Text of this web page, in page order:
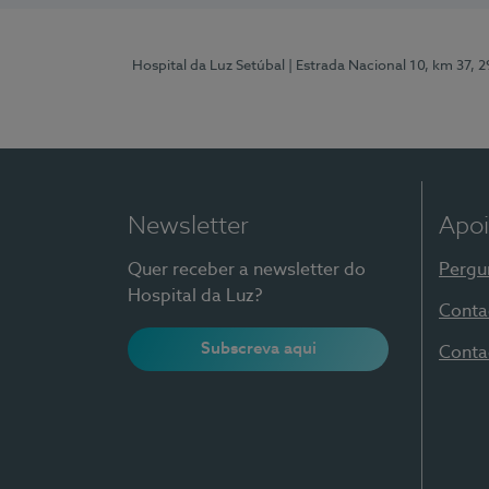
Hospital da Luz Setúbal | Estrada Nacional 10, km 37,
Newsletter
Quer receber a newsletter do
Hospital da Luz?
Subscreva aqui